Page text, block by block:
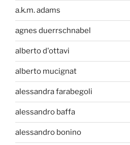
a.k.m. adams
agnes duerrschnabel
alberto d'ottavi
alberto mucignat
alessandra farabegoli
alessandro baffa
alessandro bonino